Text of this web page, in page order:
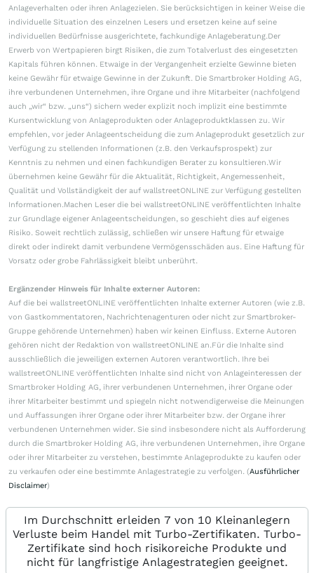
Anlageverhalten oder ihren Anlagezielen. Sie berücksichtigen in keiner Weise die
individuelle Situation des einzelnen Lesers und ersetzen keine auf seine
individuellen Bedürfnisse ausgerichtete, fachkundige Anlageberatung.Der
Erwerb von Wertpapieren birgt Risiken, die zum Totalverlust des eingesetzten
Kapitals führen können. Etwaige in der Vergangenheit erzielte Gewinne bieten
keine Gewähr für etwaige Gewinne in der Zukunft. Die Smartbroker Holding AG,
ihre verbundenen Unternehmen, ihre Organe und ihre Mitarbeiter (nachfolgend
auch „wir“ bzw. „uns“) sichern weder explizit noch implizit eine bestimmte
Kursentwicklung von Anlageprodukten oder Anlageproduktklassen zu. Wir
empfehlen, vor jeder Anlageentscheidung die zum Anlageprodukt gesetzlich zur
Verfügung zu stellenden Informationen (z.B. den Verkaufsprospekt) zur
Kenntnis zu nehmen und einen fachkundigen Berater zu konsultieren.Wir
übernehmen keine Gewähr für die Aktualität, Richtigkeit, Angemessenheit,
Qualität und Vollständigkeit der auf wallstreetONLINE zur Verfügung gestellten
Informationen.Machen Leser die bei wallstreetONLINE veröffentlichten Inhalte
zur Grundlage eigener Anlageentscheidungen, so geschieht dies auf eigenes
Risiko. Soweit rechtlich zulässig, schließen wir unsere Haftung für etwaige
direkt oder indirekt damit verbundene Vermögensschäden aus. Eine Haftung für
Vorsatz oder grobe Fahrlässigkeit bleibt unberührt.
Ergänzender Hinweis für Inhalte externer Autoren:
Auf die bei wallstreetONLINE veröffentlichten Inhalte externer Autoren (wie z.B.
von Gastkommentatoren, Nachrichtenagenturen oder nicht zur Smartbroker-
Gruppe gehörende Unternehmen) haben wir keinen Einfluss. Externe Autoren
gehören nicht der Redaktion von wallstreetONLINE an.Für die Inhalte sind
ausschließlich die jeweiligen externen Autoren verantwortlich. Ihre bei
wallstreetONLINE veröffentlichten Inhalte sind nicht von Anlageinteressen der
Smartbroker Holding AG, ihrer verbundenen Unternehmen, ihrer Organe oder
ihrer Mitarbeiter bestimmt und spiegeln nicht notwendigerweise die Meinungen
und Auffassungen ihrer Organe oder ihrer Mitarbeiter bzw. der Organe ihrer
verbundenen Unternehmen wider. Sie sind insbesondere nicht als Aufforderung
durch die Smartbroker Holding AG, ihre verbundenen Unternehmen, ihre Organe
oder ihrer Mitarbeiter zu verstehen, bestimmte Anlageprodukte zu kaufen oder
zu verkaufen oder eine bestimmte Anlagestrategie zu verfolgen. (Ausführlicher
Disclaimer)
Im Durchschnitt erleiden 7 von 10 Kleinanlegern
Verluste beim Handel mit Turbo-Zertifikaten. Turbo-
Zertifikate sind hoch risikoreiche Produkte und
nicht für langfristige Anlagestrategien geeignet.